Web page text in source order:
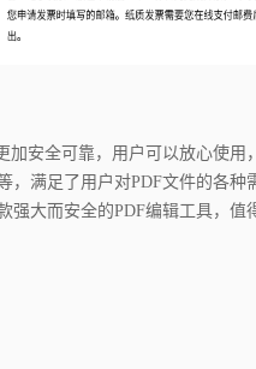
加安全可靠，用户可以放心使
，满足了用户对PDF文件的各
大而安全的PDF编辑工具，值